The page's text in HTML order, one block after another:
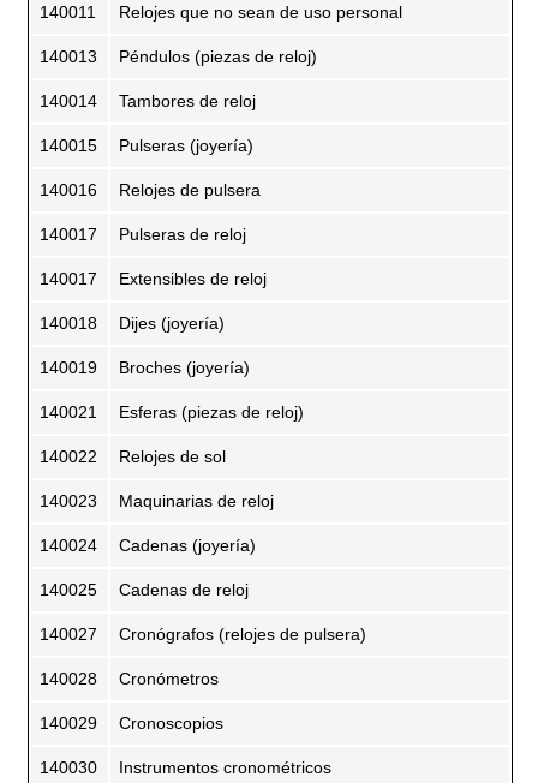
140011 Relojes que no sean de uso personal
140013 Péndulos (piezas de reloj)
140014 Tambores de reloj
140015 Pulseras (joyería)
140016 Relojes de pulsera
140017 Pulseras de reloj
140017 Extensibles de reloj
140018 Dijes (joyería)
140019 Broches (joyería)
140021 Esferas (piezas de reloj)
140022 Relojes de sol
140023 Maquinarias de reloj
140024 Cadenas (joyería)
140025 Cadenas de reloj
140027 Cronógrafos (relojes de pulsera)
140028 Cronómetros
140029 Cronoscopios
140030 Instrumentos cronométricos